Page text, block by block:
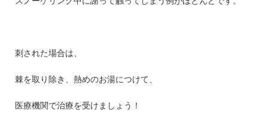
刺された場合は、
棘を取り除き、熱めのお湯につけて、
医療機関で治療を受けましょう！